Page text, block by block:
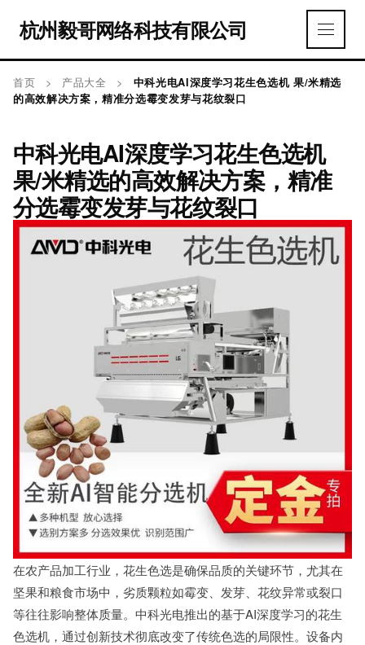
杭州毅哥网络科技有限公司
首页 > 产品大全 >
中科光电AI深度学习花生色选机 果/米精选
的高效解决方案，精准分选霉变发芽与花纹裂口
中科光电AI深度学习花生色选机
果/米精选的高效解决方案，精准
分选霉变发芽与花纹裂口
在农产品加工行业，花生色选是确保品质的关键环节，尤其在
坚果和粮食市场中，劣质颗粒如霉变、发芽、花纹异常或裂口
等往往影响整体质量。中科光电推出的基于AI深度学习的花生
色选机，通过创新技术彻底改变了传统色选的局限性。设备内